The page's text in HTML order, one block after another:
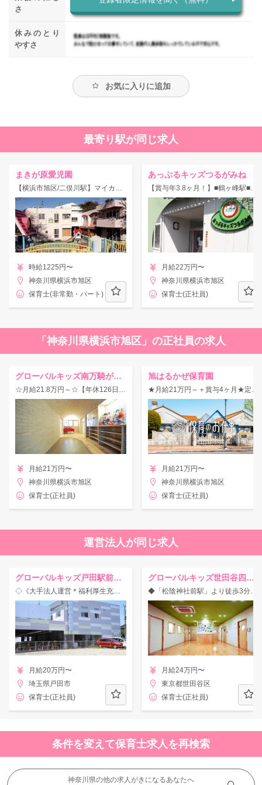
さ
休みのとり
やすさ
お気に入りに追加
最寄り駅が同じ求人
まきが原愛児園
【横浜市旭区/二俣川駅】マイカー通勤OK♪大きな園庭がある保育園で保育士（パート）の募集！
時給1225円〜
神奈川県横浜市旭区
保育士(非常勤・パート)
あっぷるキッズつるがみね
【賞与年3.8ヶ月！】■鶴ヶ峰駅■駅チカ！寮完備！就職支度金あり♪定員60名の認可園
月給22万円〜
神奈川県横浜市旭区
保育士(正社員)
「神奈川県横浜市旭区」の正社員の求人
グローバルキッズ南万騎が原園
☆月給21.8万円～☆【年休126日×残業少×大手法人】休暇制度＆福利厚生充実♪
月給21万円〜
神奈川県横浜市旭区
保育士(正社員)
旭はるかぜ保育園
★月給21万円～＋賞与4ヶ月★定着率高め◎アットホームな雰囲気で働きやすい！
月給21万円〜
神奈川県横浜市旭区
保育士(正社員)
運営法人が同じ求人
グローバルキッズ戸田駅前保育園
◇《大手法人運営＊福利厚生充実♪≫研修などでスキルUPのチャンスあり◎
月給20万円〜
埼玉県戸田市
保育士(正社員)
グローバルキッズ世田谷四丁目園
◆「松陰神社前駅」より徒歩3分◆保育スタッフ募集☆定員60名の保育園！
月給24万円〜
東京都世田谷区
保育士(正社員)
条件を変えて保育士求人を再検索
神奈川県の他の求人がきになるあなたへ